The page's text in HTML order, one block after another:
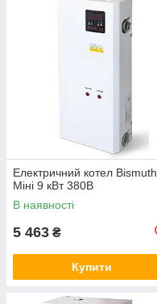
Електричний котел Bismuth
Міні 9 кВт 380В
В наявності
5 463 ₴
Купити